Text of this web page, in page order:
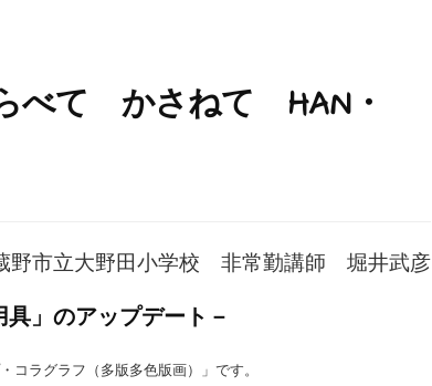
べて かさねて HAN・
野市立大野田小学校 非常勤講師 堀井武彦
」のアップデート－
ラグラフ（多版多色版画）」です。